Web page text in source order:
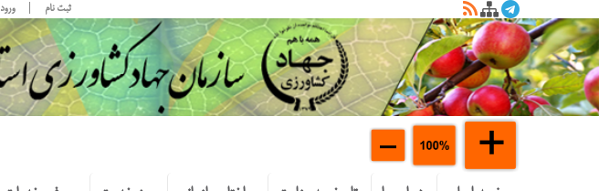
ثبت نام ورود